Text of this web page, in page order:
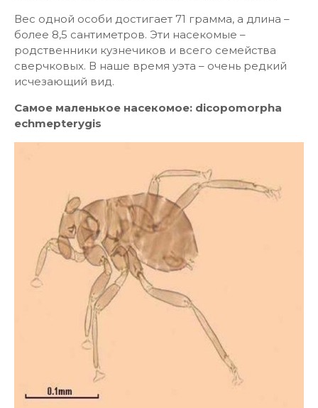
Вес одной особи достигает 71 грамма, а длина –
более 8,5 сантиметров. Эти насекомые –
родственники кузнечиков и всего семейства
сверчковых. В наше время уэта – очень редкий
исчезающий вид.
Самое маленькое насекомое: dicopomorpha
echmepterygis